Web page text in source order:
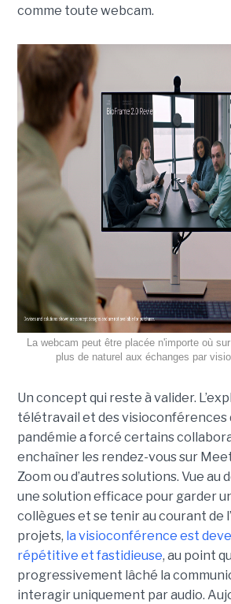
comme toute webcam.
La webcam peut être placée n'importe où
plus de naturel aux échanges par
Un concept qui reste à valider.
télétravail et des visioconférences
pandémie a forcé certains
enchaîner les rendez-vous sur
Zoom ou d’autres solutions. Vue au
une solution efficace pour garder
collègues et se tenir au courant de
projets, la visioconférence est
répétitive et fastidieuse, au point
progressivement lâché la
interagir uniquement par audio.